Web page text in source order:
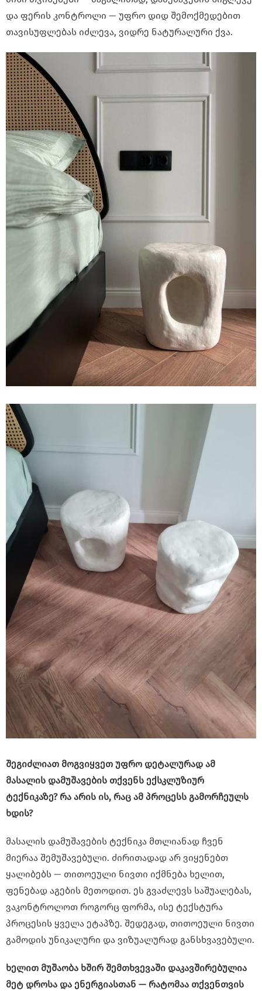
და ფერის კონტროლი — უფრო დიდ შემოქმედებით
თავისუფლებას იძლევა, ვიდრე ნატურალური ქვა.
შეგიძლიათ მოგვიყვეთ უფრო დეტალურად ამ
მასალის დამუშავების თქვენს ექსკლუზიურ
ტექნიკაზე? რა არის ის, რაც ამ პროცესს გამორჩეულს
ხდის?
მასალის დამუშავების ტექნიკა მთლიანად ჩვენ
მიერაა შემუშავებული. ძირითადად არ ვიყენებთ
ყალიბებს — თითოეული ნივთი იქმნება ხელით,
ფენებად აგების მეთოდით. ეს გვაძლევს საშუალებას,
ვაკონტროლოთ როგორც ფორმა, ისე ტექსტურა
პროცესის ყველა ეტაპზე. შედეგად, თითოეული ნივთი
გამოდის უნიკალური და ვიზუალურად განსხვავებული.
ხელით მუშაობა ხშირ შემთხვევაში დაკავშირებულია
მეტ დროსა და ენერგიასთან — რატომაა თქვენთვის